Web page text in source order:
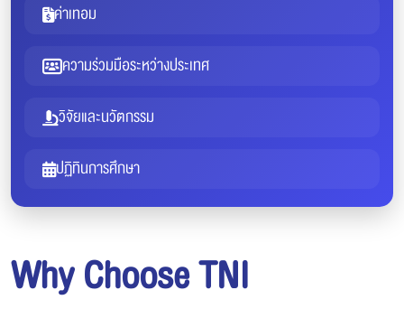
ค่าเทอม
ความร่วมมือระหว่างประเทศ
วิจัยและนวัตกรรม
ปฏิทินการศึกษา
Why Choose TNI